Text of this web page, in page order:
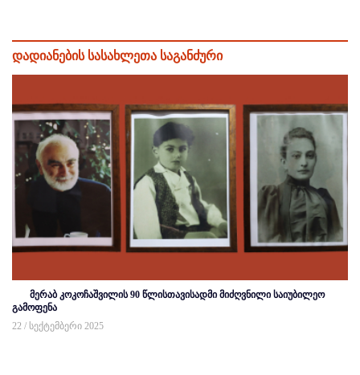
დადიანების სასახლეთა საგანძური
მერაბ კოკოჩაშვილის 90 წლისთავისადმი მიძღვნილი საიუბილეო
გამოფენა
22 / სექტემბერი 2025